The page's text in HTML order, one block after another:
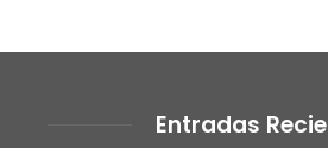
Entradas